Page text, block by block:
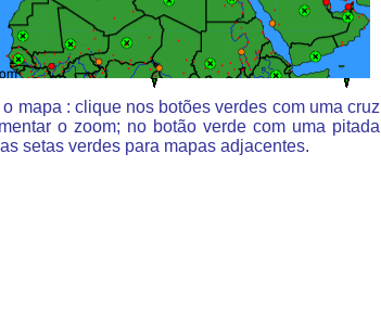
o mapa : clique nos botões verdes com uma cruz
o zoom; no botão verde com uma pitada
setas verdes para mapas adjacentes.